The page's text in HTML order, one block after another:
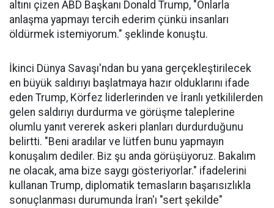
altını çizen ABD Başkanı Donald Trump, "Onlarla
anlaşma yapmayı tercih ederim çünkü insanları
öldürmek istemiyorum." şeklinde konuştu.
İkinci Dünya Savaşı'ndan bu yana gerçekleştirilecek
en büyük saldırıyı başlatmaya hazır olduklarını ifade
eden Trump, Körfez liderlerinden ve İranlı yetkililerden
gelen saldırıyı durdurma ve görüşme taleplerine
olumlu yanıt vererek askeri planları durdurduğunu
belirtti. "Beni aradılar ve lütfen bunu yapmayın
konuşalım dediler. Biz şu anda görüşüyoruz. Bakalım
ne olacak, ama bize saygı gösteriyorlar." ifadelerini
kullanan Trump, diplomatik temasların başarısızlıkla
sonuçlanması durumunda İran'ı "sert şekilde"